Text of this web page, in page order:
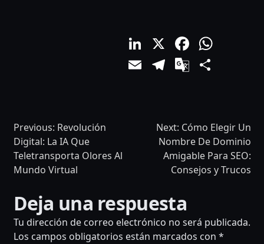
LinkedIn
X
EmailTelegram
Google
NAVEGACIÓN
DE
Previous: Revolución
Digital: La IA Que
Teletransporta Olores Al
Mundo Virtual
Next: Cómo Elegir Un
Nombre De Dominio
Amigable Para SEO:
Consejos y Trucos
Deja una respuesta
Tu dirección de correo electrónico no será publicada.
Los campos obligatorios están marcados con *